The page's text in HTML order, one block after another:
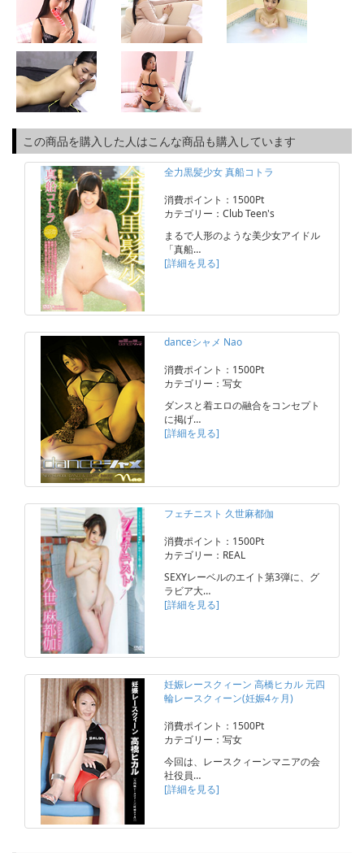
この商品を購入した人はこんな商品も購入しています
全力黒髪少女 真船コトラ
消費ポイント：1500Pt
カテゴリー：Club Teen's
まるで人形のような美少女アイドル
「真船…
[詳細を見る]
danceシャメ Nao
消費ポイント：1500Pt
カテゴリー：写女
ダンスと着エロの融合をコンセプト
に掲げ…
[詳細を見る]
フェチニスト 久世麻都伽
消費ポイント：1500Pt
カテゴリー：REAL
SEXYレーベルのエイト第3弾に、グ
ラビア大…
[詳細を見る]
妊娠レースクィーン 高橋ヒカル 元四
輪レースクィーン(妊娠4ヶ月)
消費ポイント：1500Pt
カテゴリー：写女
今回は、レースクィーンマニアの会
社役員…
[詳細を見る]